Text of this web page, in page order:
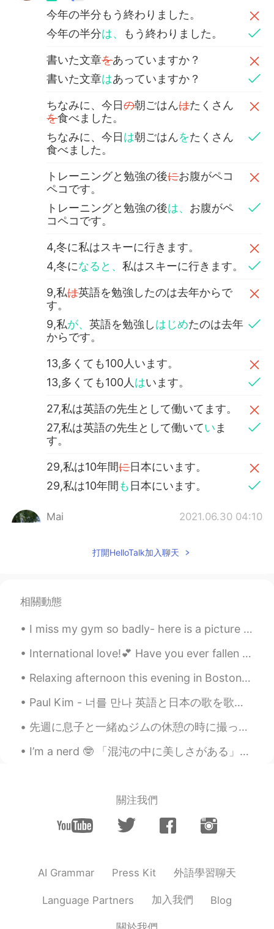
今年の半分もう終わりました。
今年の半分は、 もう終わりました。
書いた文章をあっていますか？
書いた文章はあっていますか？
ちなみに、今日の朝ごはんはたくさん
を食べました。
ちなみに、今日は朝ごはんをたくさん
食べました。
トレーニングと勉強の後にお腹がペコ
ペコです。
トレーニングと勉強の後は、 お腹がペ
コペコです。
4,冬に私はスキーに行きます。
4,冬になると、私はスキーに行きます。
9,私は英語を勉強したのは去年からで
す。
9,私が、英語を勉強しはじめたのは去年
からです。
13,多くても100人います。
13,多くても100人 はいます。
27,私は英語の先生として働いてます。
27,私は英語の先生として働いてい ま
す。
29,私は10年間に日本にいます。
29,私は10年間 も 日本にいます。
Mai 2021.06.30 04:10
今年の半分もう終わりました。
書いた文章
を食べました。
ちなみに、今日は朝ごはんを たくさん
食べました。
ペコです。
トレーニングと勉強の後にお腹がペコ
ペコになりました。
が英語を勉強したのは去年からで
す。
16,すぐに終わらせてください。
29,私は10年間に日本にいます。
29,私は10年間日本にいます。
打開HelloTalk加入聊天
相關動態
I miss my gym so badly- here is a picture from good times when I was able to go to the gym. What...
International love!💕 Have you ever fallen in love with someone from across the ocean? ✨🥰 I supp...
Relaxing afternoon this evening in Boston. chill vibes great walk warm weather today honestly tha...
Paul Kim - 너를 만나 英語と日本の歌を歌いましたが、まだ韓国の歌を歌いませんでしたので、一度やってみました。좋은 하루 보내세요. 😌 I may do a part 2 of...
先週に息子と一緒ぬジムの休憩の時に撮った写真 A picture I took at the gym during a break last week with my son その時に息子は良...
I’m a nerd 🤓 「混沌の中に美しさがある」は英語のことわざであり意味は深く、多くの異なる状況で使用されます。でも宇宙見てると、その意味は筋が通りますね💫 宇宙は混沌とした現象に過ぎな...
關注我們
AI Grammar Press Kit 外語學習聊天
Language Partners 加入我們 Blog